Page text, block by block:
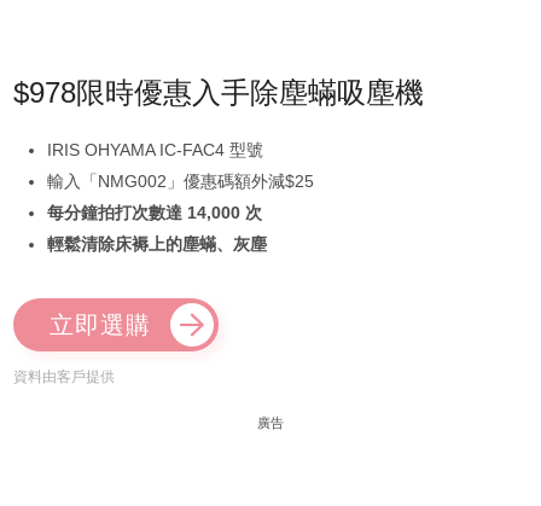
$978限時優惠入手除塵蟎吸塵機
IRIS OHYAMA IC-FAC4 型號
輸入「NMG002」優惠碼額外減$25
每分鐘拍打次數達 14,000 次
輕鬆清除床褥上的塵蟎、灰塵
立即選購
資料由客戶提供
廣告